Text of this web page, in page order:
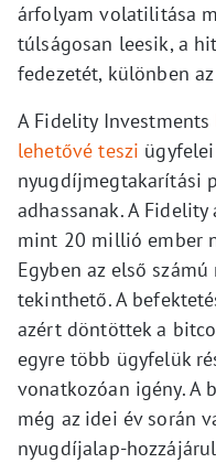
árfolyam volatilitása
túlságosan leesik, a
fedezetét, különben
A Fidelity Investments
lehetővé teszi
nyugdíjmegtakarítási
adhassanak. A
mint 20 millió ember
Egyben az első
tekinthető. A
azért döntöttek a
egyre több ügyfelük
vonatkozóan igény. A
még az idei év során
nyugdíjalap-